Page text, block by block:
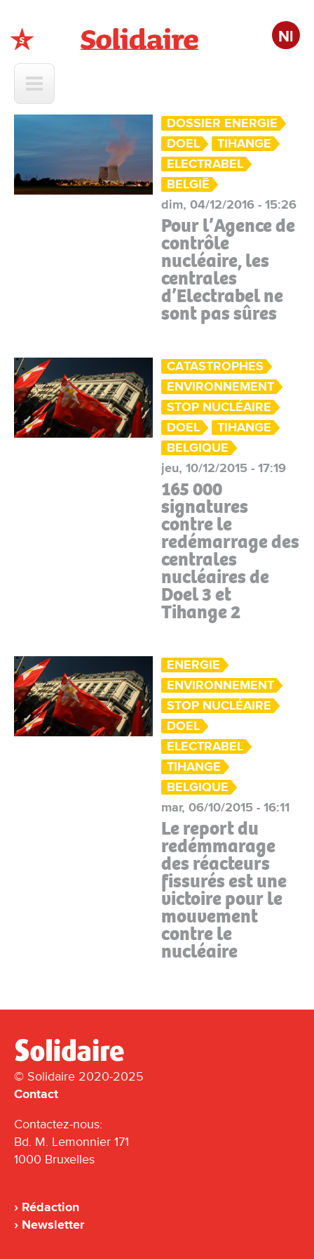
Nl
DOSSIER ENERGIE
DOEL
TIHANGE
ELECTRABEL
BELGIË
dim, 04/12/2016 - 15:26
Pour l’Agence de
contrôle
nucléaire, les
centrales
d’Electrabel ne
sont pas sûres
CATASTROPHES
ENVIRONNEMENT
STOP NUCLÉAIRE
DOEL
TIHANGE
BELGIQUE
jeu, 10/12/2015 - 17:19
165 000
signatures
contre le
redémarrage des
centrales
nucléaires de
Doel 3 et
Tihange 2
ENERGIE
ENVIRONNEMENT
STOP NUCLÉAIRE
DOEL
ELECTRABEL
TIHANGE
BELGIQUE
mar, 06/10/2015 - 16:11
Le report du
redémmarage
des réacteurs
fissurés est une
victoire pour le
mouvement
contre le
nucléaire
© Solidaire 2020-2025
Contact
Contactez-nous:
Bd. M. Lemonnier 171
1000 Bruxelles
Rédaction
Newsletter